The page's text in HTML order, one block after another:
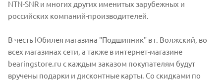
NTN-SNR и многих других именитых зарубежных и
российских компаний-производителей.
В честь Юбилея магазина "Подшипник" в г. Волжский, во
всех магазинах сети, а также в интернет-магазине
bearingstore.ru с каждым заказом покупателям будут
вручены подарки и дисконтные карты. Со скидками по